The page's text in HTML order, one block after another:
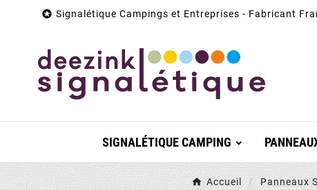
 Signalétique Campings et Entreprises - Fabricant
SIGNALÉTIQUE CAMPING
Accueil Panneaux